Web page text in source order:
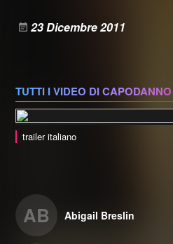
23 Dicembre 2011
TUTTI I VIDEO DI
trailer italiano
AB Abigail Breslin